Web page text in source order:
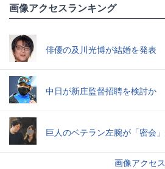
画像アクセスランキング
俳優の及川光博が結婚を発表
中日が新庄監督招聘を検討か
巨人のベテラン左腕が「密会
画像アクセ